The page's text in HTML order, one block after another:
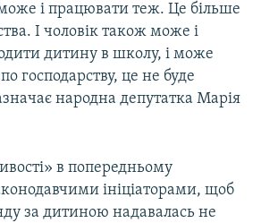
і працювати теж. Це більше
І чоловік також може і
дитину в школу, і може
господарству, це не буде
народна депутатка Марія
в попередньому
ініціаторами, щоб
за дитиною надавалась не